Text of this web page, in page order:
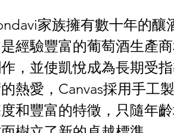
家族擁有數十年的釀
經驗豐富的葡萄酒生產
，並使凱悅成為長期受
熱愛，Canvas採用手工
和豐富的特徵，只隨年